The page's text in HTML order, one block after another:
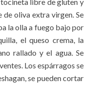
de oliva extra virgen. Se
la olla a fuego bajo por
el queso crema, la
rallado y el agua. Se
Los espárragos se
se pueden cortar